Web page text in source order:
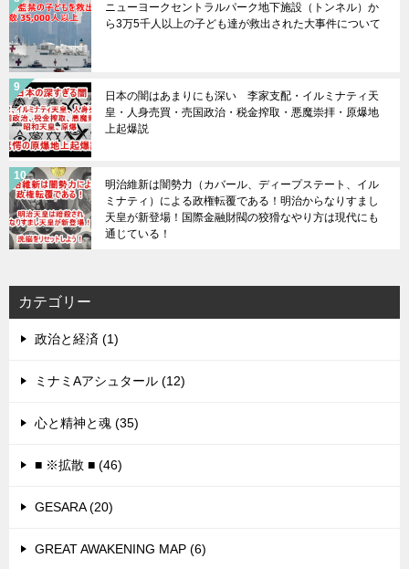
ニューヨークセントラルパーク地下施設（トンネル）か
ら3万5千人以上の子ども達が救出された大事件について
日本の闇はあまりにも深い 李家支配・イルミナティ天
皇・人身売買・売国政治・税金搾取・悪魔崇拝・原爆地
上起爆説
明治維新は闇勢力（カバール、ディープステート、イル
ミナティ）による政権転覆である！明治からなりすまし
天皇が新登場！国際金融財閥の狡猾なやり方は現代にも
通じている！
カテゴリー
政治と経済 (1)
ミナミAアシュタール (12)
心と精神と魂 (35)
■ ※拡散 ■ (46)
GESARA (20)
GREAT AWAKENING MAP (6)